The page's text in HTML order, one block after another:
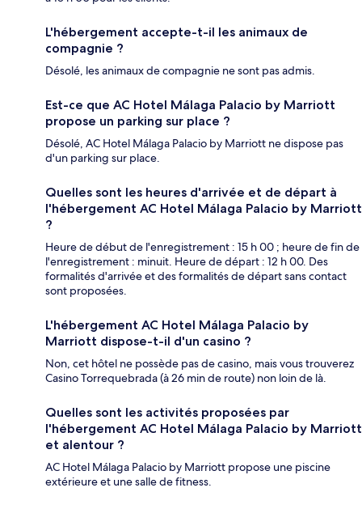
L'hébergement accepte-t-il les animaux de
compagnie ?
Désolé, les animaux de compagnie ne sont pas admis.
Est-ce que AC Hotel Málaga Palacio by Marriott
propose un parking sur place ?
Désolé, AC Hotel Málaga Palacio by Marriott ne dispose pas
d'un parking sur place.
Quelles sont les heures d'arrivée et de départ à
l'hébergement AC Hotel Málaga Palacio by Marriott
?
Heure de début de l'enregistrement : 15 h 00 ; heure de fin de
l'enregistrement : minuit. Heure de départ : 12 h 00. Des
formalités d'arrivée et des formalités de départ sans contact
sont proposées.
L'hébergement AC Hotel Málaga Palacio by
Marriott dispose-t-il d'un casino ?
Non, cet hôtel ne possède pas de casino, mais vous trouverez
Casino Torrequebrada (à 26 min de route) non loin de là.
Quelles sont les activités proposées par
l'hébergement AC Hotel Málaga Palacio by Marriott
et alentour ?
AC Hotel Málaga Palacio by Marriott propose une piscine
extérieure et une salle de fitness.